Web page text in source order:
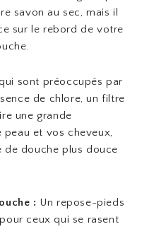
savon au sec, mais il
sur le rebord de votre
sont préoccupés par
de chlore, un filtre
une grande
et vos cheveux,
de douche plus douce
: Un repose-pieds
ceux qui se rasent